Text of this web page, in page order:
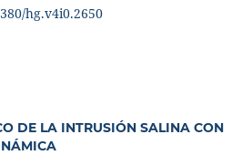
hg.v4i0.2650
DE LA INTRUSIÓN SALINA CON